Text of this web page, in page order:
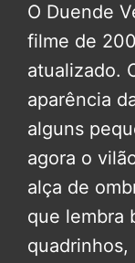
O Duende
filme de
atualizado.
aparência
alguns
agora o
alça de
que lembra
quadrinhos,